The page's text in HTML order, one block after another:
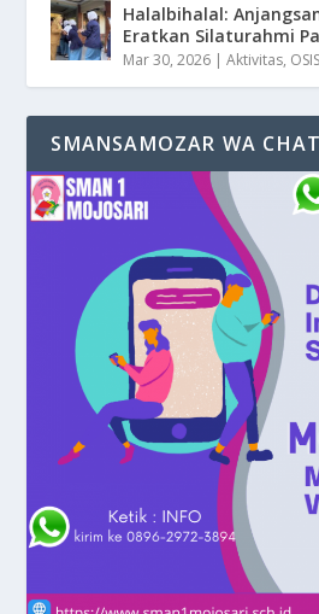
Halalbihalal:
Eratkan Silaturahmi
Mar 30, 2026 |Aktivitas, OSIS
SMANSAMOZAR WA